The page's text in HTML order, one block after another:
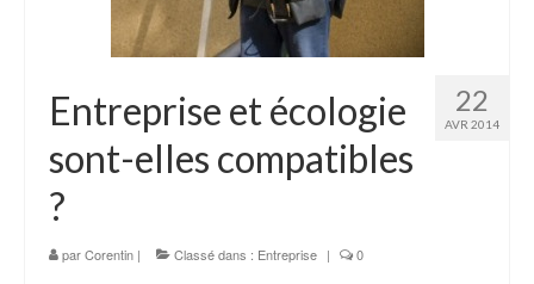
22
AVR 2014
Entreprise et écologie
sont-elles compatibles
?
parCorentin | Classé dans : Entreprise | 0